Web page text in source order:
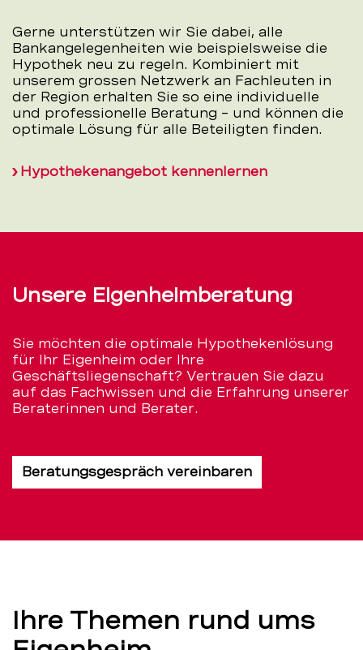
Gerne unterstützen wir Sie dabei, alle
Bankangelegenheiten wie beispielsweise die
Hypothek neu zu regeln. Kombiniert mit
unserem grossen Netzwerk an Fachleuten in
der Region erhalten Sie so eine individuelle
und professionelle Beratung – und können die
optimale Lösung für alle Beteiligten finden.
Hypothekenangebot kennenlernen
Unsere Eigenheimberatung
Sie möchten die optimale Hypothekenlösung
für Ihr Eigenheim oder Ihre
Geschäftsliegenschaft? Vertrauen Sie dazu
auf das Fachwissen und die Erfahrung unserer
Beraterinnen und Berater.
Beratungsgespräch vereinbaren
Ihre Themen rund ums